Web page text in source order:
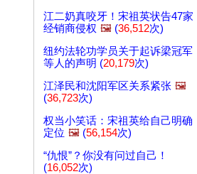
江二奶真咬牙！宋祖英状告47家
经销商侵权 🖼️ (36,512次)
纽约法轮功学员关于起诉梁冠军
等人的声明 (20,179次)
江泽民和沈阳军区关系紧张 🖼️
(36,723次)
权当小笑话：宋祖英给自己明确
定位 🖼️ (56,154次)
“仇恨”？你没有问过自己！
(16,052次)